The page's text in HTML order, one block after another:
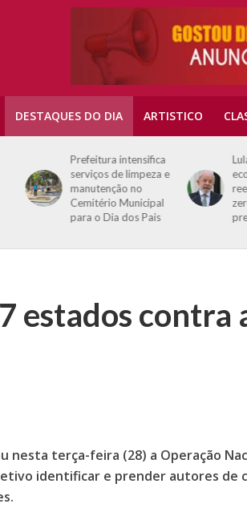
DESTAQUES DO DIA ARTISTICO
Prefeitura intensifica
serviços de limpeza e
manutenção no
Cemitério Municipal
para o Dia dos Pais
estados contra
nesta terça-feira (28) a Operação
identificar e prender autores de